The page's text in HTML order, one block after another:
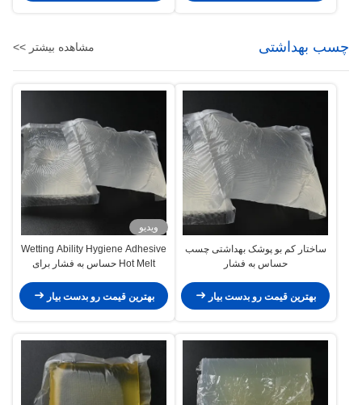
چسب بهداشتی مشاهده بیشتر >>
ساختار کم بو پوشک بهداشتی چسب
حساس به فشار
بهترین قیمت رو بدست بیار
ویدیو
Wetting Ability Hygiene Adhesive
Hot Melt حساس به فشار برای
بهترین قیمت رو بدست بیار